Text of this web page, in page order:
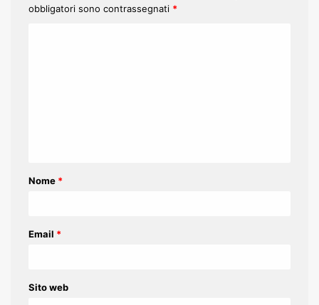
obbligatori sono contrassegnati *
o
Nome *
Email *
Sito web